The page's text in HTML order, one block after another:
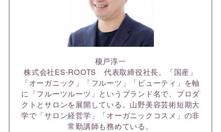
榎戸淳一
株式会社ES-ROOTS 代表取締役社長。「国産」
「オーガニック」「フルーツ」「ビューティ」を軸
に「フルーツルーツ」というブランド名で、プロダ
クトとサロンを展開している。山野美容芸術短期大
学で「サロン経営学」「オーガニックコスメ」の非
常勤講師も務めている。